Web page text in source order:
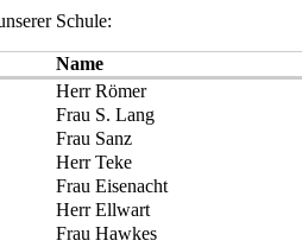
Schule:
Name
Herr Römer
Frau S. Lang
Frau Sanz
Herr Teke
Frau Eisenacht
Herr Ellwart
Frau Hawkes